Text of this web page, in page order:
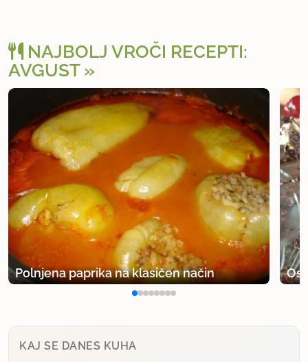
NAJBOLJ VROČI RECEPTI:
AVGUST
Polnjena paprika na klasičen način
KAJ SE DANES KUHA